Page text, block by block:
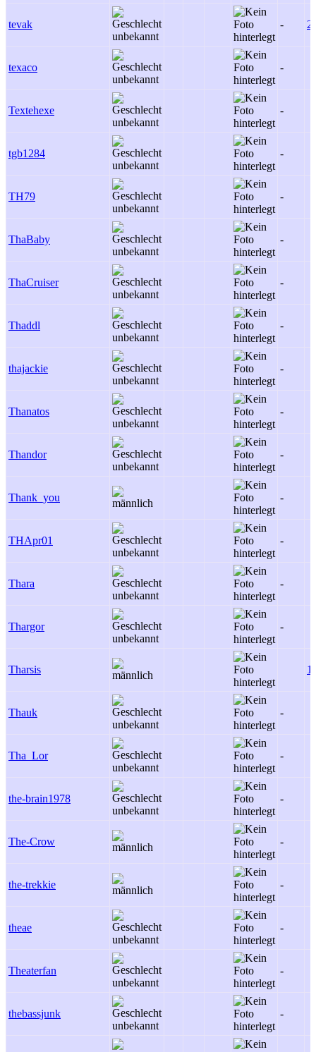
tevak - 2
texaco -
Textehexe -
tgb1284 -
TH79 -
ThaBaby -
ThaCruiser -
Thaddl -
thajackie -
Thanatos -
Thandor -
Thank_you -
THApr01 -
Thara -
Thargor -
Tharsis
Thauk -
Tha_Lor -
the-brain1978 -
The-Crow -
the-trekkie -
theae -
Theaterfan -
thebassjunk -